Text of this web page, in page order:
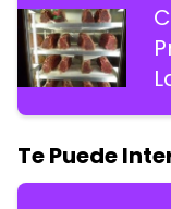
Te Puede